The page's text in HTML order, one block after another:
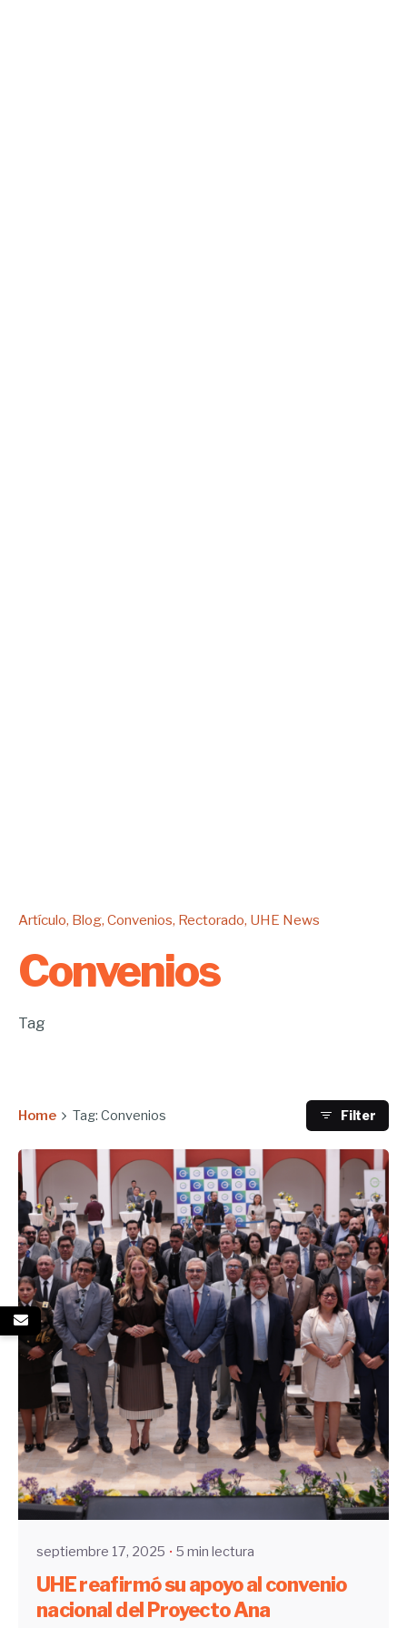
Artículo Blog Convenios Rectorado UHE News
Convenios
Tag
Home Tag: Convenios Filter
Enviado por
UHE
septiembre 17, 2025 5 min lectura
UHE reafirmó su apoyo al convenio
nacional del Proyecto Ana